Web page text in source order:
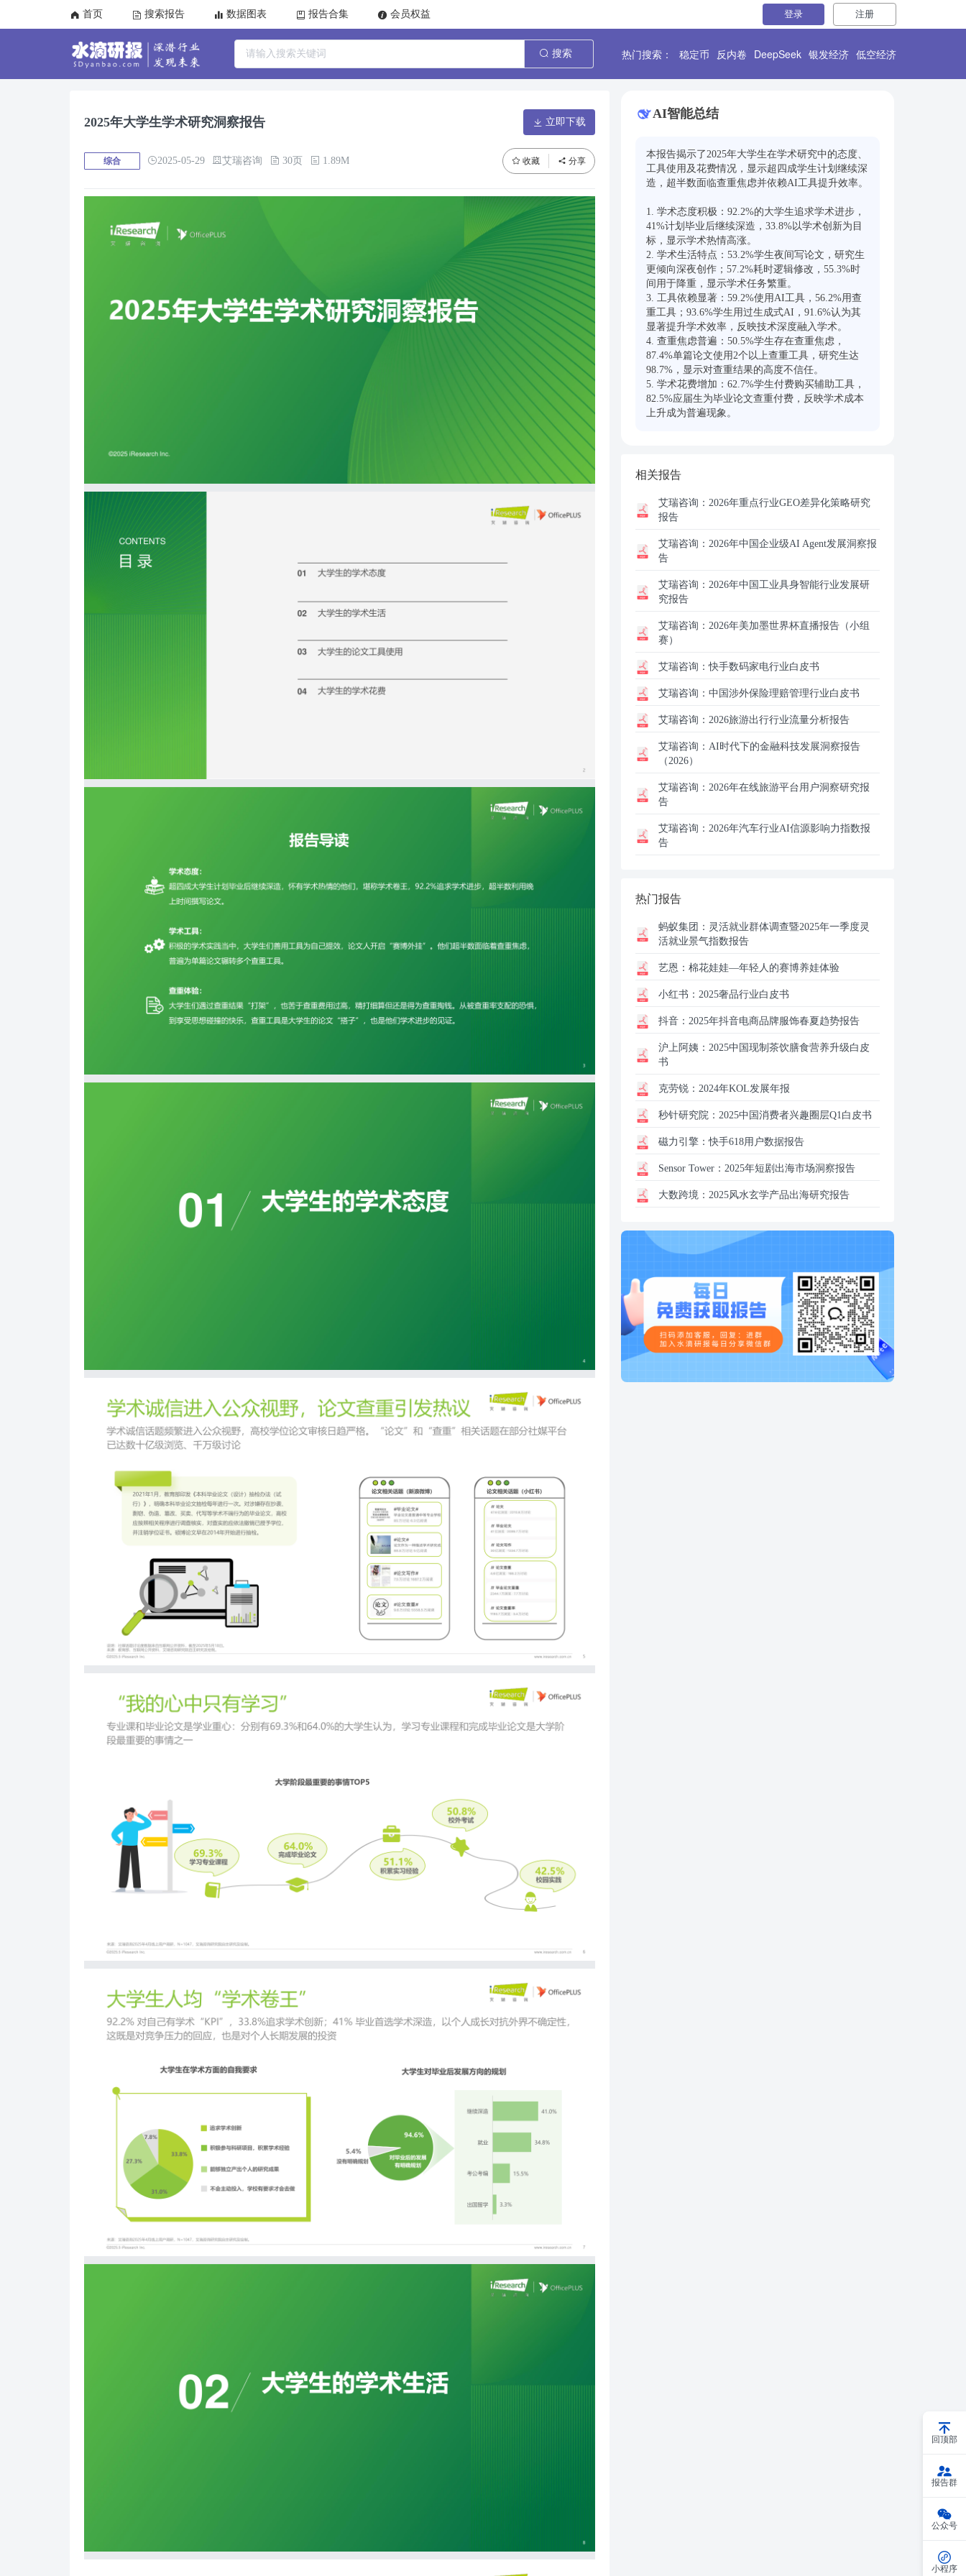
首页 搜索报告 数据图表 报告合集 会员权益 登录 注册
搜索 热门搜索： 稳定币 反内卷 DeepSeek 银发经济 低空经济
2025年大学生学术研究洞察报告 立即下载
综合 2025-05-29 艾瑞咨询 30页 1.89M 收藏 分享
AI智能总结
本报告揭示了2025年大学生在学术研究中的态度、
工具使用及花费情况，显示超四成学生计划继续深
造，超半数面临查重焦虑并依赖AI工具提升效率。
1. 学术态度积极：92.2%的大学生追求学术进步，
41%计划毕业后继续深造，33.8%以学术创新为目
标，显示学术热情高涨。
2. 学术生活特点：53.2%学生夜间写论文，研究生
更倾向深夜创作；57.2%耗时逻辑修改，55.3%时
间用于降重，显示学术任务繁重。
3. 工具依赖显著：59.2%使用AI工具，56.2%用查
重工具；93.6%学生用过生成式AI，91.6%认为其
显著提升学术效率，反映技术深度融入学术。
4. 查重焦虑普遍：50.5%学生存在查重焦虑，
87.4%单篇论文使用2个以上查重工具，研究生达
98.7%，显示对查重结果的高度不信任。
5. 学术花费增加：62.7%学生付费购买辅助工具，
82.5%应届生为毕业论文查重付费，反映学术成本
上升成为普遍现象。
相关报告
艾瑞咨询： 2026年重点行业GEO差异化策略研究
报告
艾瑞咨询： 2026年中国企业级AI Agent发展洞察报
告
艾瑞咨询： 2026年中国工业具身智能行业发展研
究报告
艾瑞咨询： 2026年美加墨世界杯直播报告（小组
赛）
艾瑞咨询：快手数码家电行业白皮书
艾瑞咨询： 中国涉外保险理赔管理行业白皮书
艾瑞咨询： 2026旅游出行行业流量分析报告
艾瑞咨询： AI时代下的金融科技发展洞察报告
（2026）
艾瑞咨询： 2026年在线旅游平台用户洞察研究报
告
艾瑞咨询： 2026年汽车行业AI信源影响力指数报
告
热门报告
蚂蚁集团： 灵活就业群体调查暨2025年一季度灵
活就业景气指数报告
艺恩： 棉花娃娃—年轻人的赛博养娃体验
小红书： 2025奢品行业白皮书
抖音： 2025年抖音电商品牌服饰春夏趋势报告
沪上阿姨： 2025中国现制茶饮膳食营养升级白皮
书
克劳锐： 2024年KOL发展年报
秒针研究院： 2025中国消费者兴趣圈层Q1白皮书
磁力引擎：快手618用户数据报告
Sensor Tower： 2025年短剧出海市场洞察报告
大数跨境： 2025风水玄学产品出海研究报告
回顶部
报告群
公众号
小程序